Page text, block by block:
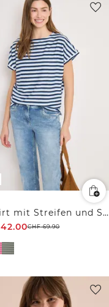
T-Shirt mit Streifen und Struktur
42.00CHF69.90